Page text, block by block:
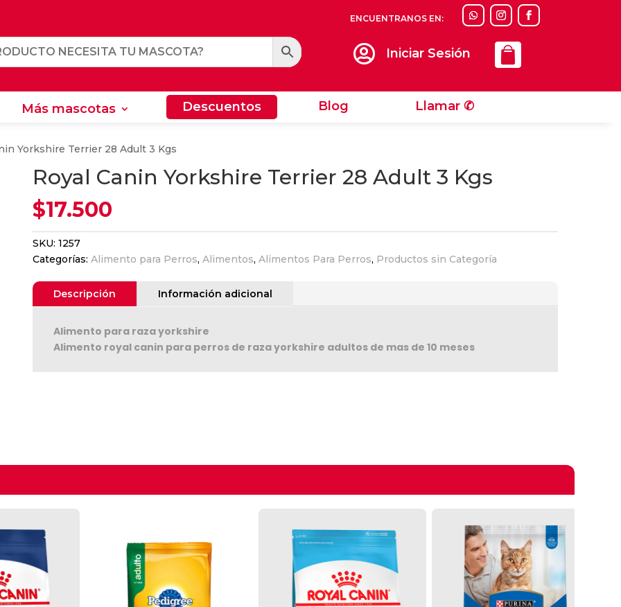
ENCUENTRANOS EN:
 Iniciar Sesión
Más mascotas Descuentos Blog Llamar ✆
Llamar ✆
Yorkshire Terrier 28 Adult 3 Kgs
Royal Canin Yorkshire Terrier 28 Adult 3 Kgs
$17.500
SKU: 1257
Categorías: Alimento para Perros, Alimentos, Alimentos Para Perros, Productos sin Categoría
Descripción Información adicional
Alimento para raza yorkshire
Alimento royal canin para perros de raza yorkshire adultos de mas de 10 meses